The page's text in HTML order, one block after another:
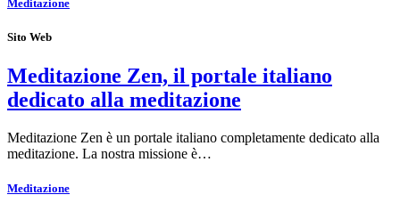
Meditazione
Sito Web
Meditazione Zen, il portale italiano
dedicato alla meditazione
Meditazione Zen è un portale italiano completamente dedicato alla
meditazione. La nostra missione è…
Meditazione